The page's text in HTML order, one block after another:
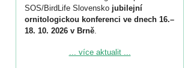
SOS/BirdLife Slovensko jubilejní
ornitologickou konferenci ve dnech 16.–
18. 10. 2026 v Brně.
Podrobnější informace ke konferenci
... více aktualit ...